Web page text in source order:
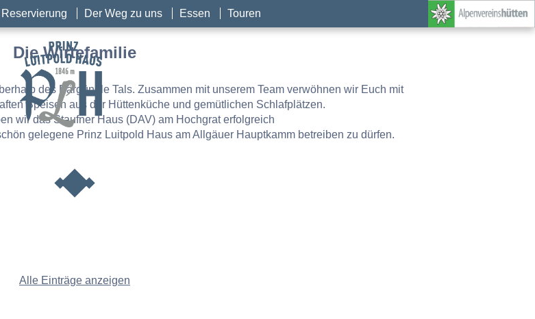
Reservierung Der Weg zu uns Essen Touren
Die Wirtefamilie
des Bärgündle Tals. Zusammen mit unserem Team verwöhnen wir Euch mit
Speisen aus der Hüttenküche und gemütlichen Schlafplätzen.
wir das Staufner Haus (DAV) am Hochgrat erfolgreich
gelegene Prinz Luitpold Haus am Allgäuer Hauptkamm betreiben zu dürfen.
Alle Einträge anzeigen